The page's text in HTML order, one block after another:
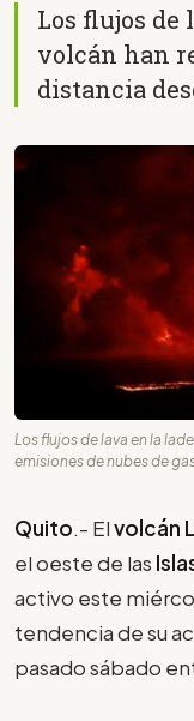
Los flujos de
volcán han
distancia
Los flujos de lava en la
emisiones de nubes de
Quito.- Elvolcán
el oeste de las
activo este
tendencia de su
pasado sábado